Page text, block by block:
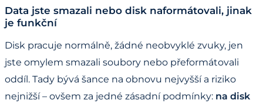
Data jste smazali nebo disk naformátovali, jinak
je funkční
Disk pracuje normálně, žádné neobvyklé zvuky, jen
jste omylem smazali soubory nebo přeformátovali
oddíl. Tady bývá šance na obnovu nejvyšší a riziko
nejnižší – ovšem za jedné zásadní podmínky: na disk